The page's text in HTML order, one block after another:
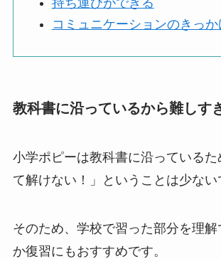
コミュニケーションのきっか
教科書に沿っているから難しす
小学ポピーは教科書に沿っているた
て解けない！」ということは少ない
そのため、学校で習った部分を理
か復習にもおすすめです。